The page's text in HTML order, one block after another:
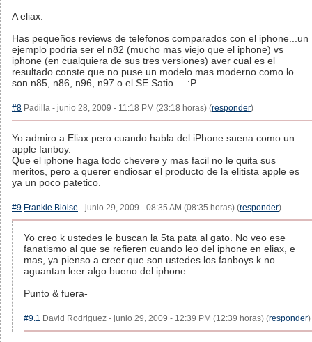
A eliax:
Has pequeños reviews de telefonos comparados con el iphone...un
ejemplo podria ser el n82 (mucho mas viejo que el iphone) vs
iphone (en cualquiera de sus tres versiones) aver cual es el
resultado conste que no puse un modelo mas moderno como lo
son n85, n86, n96, n97 o el SE Satio.... :P
#8 Padilla - junio 28, 2009 - 11:18 PM (23:18 horas) (responder)
Yo admiro a Eliax pero cuando habla del iPhone suena como un
apple fanboy.
Que el iphone haga todo chevere y mas facil no le quita sus
meritos, pero a querer endiosar el producto de la elitista apple es
ya un poco patetico.
#9 Frankie Bloise - junio 29, 2009 - 08:35 AM (08:35 horas) (responder)
Yo creo k ustedes le buscan la 5ta pata al gato. No veo ese
fanatismo al que se refieren cuando leo del iphone en eliax, e
mas, ya pienso a creer que son ustedes los fanboys k no
aguantan leer algo bueno del iphone.
Punto & fuera-
#9.1 David Rodriguez - junio 29, 2009 - 12:39 PM (12:39 horas) (responder)